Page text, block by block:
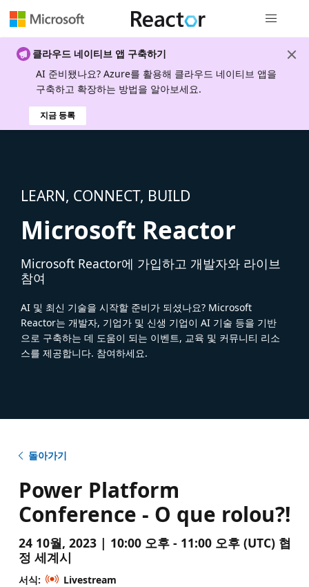
클라우드 네이티브 앱 구축하기
AI 준비됐나요? Azure를 활용해 클라우드 네이티브 앱을
구축하고 확장하는 방법을 알아보세요.
지금 등록
LEARN, CONNECT, BUILD
Microsoft Reactor
Microsoft Reactor에 가입하고 개발자와 라이브
참여
AI 및 최신 기술을 시작할 준비가 되셨나요? Microsoft
Reactor는 개발자, 기업가 및 신생 기업이 AI 기술 등을 기반
으로 구축하는 데 도움이 되는 이벤트, 교육 및 커뮤니티 리소
스를 제공합니다. 참여하세요.
돌아가기
Power Platform
Conference - O que rolou?!
24 10월, 2023 | 10:00 오후 - 11:00 오후 (UTC) 협
정 세계시
서식:
Livestream